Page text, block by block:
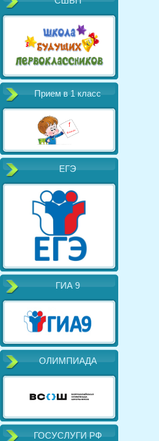
Прием в 1 класс
ЕГЭ
ГИА 9
ОЛИМПИАДА
ГОСУСЛУГИ РФ